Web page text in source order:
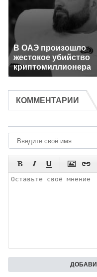
В ОАЭ произошло
жестокое убийство
криптомиллионера
КОММЕНТАРИИ
    